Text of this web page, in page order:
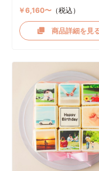
￥6,160〜（税込）
商品詳細を見